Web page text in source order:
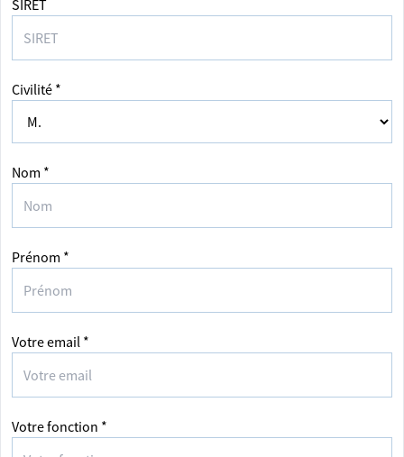
SIRET
Civilité *
Nom *
Prénom *
Votre email *
Votre fonction *